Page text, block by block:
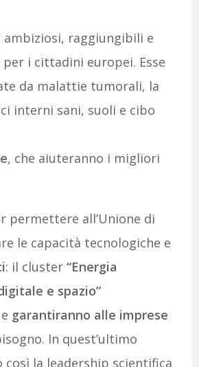
raggiungibili e
per i cittadini europei. Esse
da malattie tumorali, la
interni sani, suoli e cibo
, che aiuteranno i migliori
permettere all’Unione di
le capacità tecnologiche e
: il cluster “Energia
e spazio”
garantiranno alle imprese
In quest’ultimo
così la leadership scientifica